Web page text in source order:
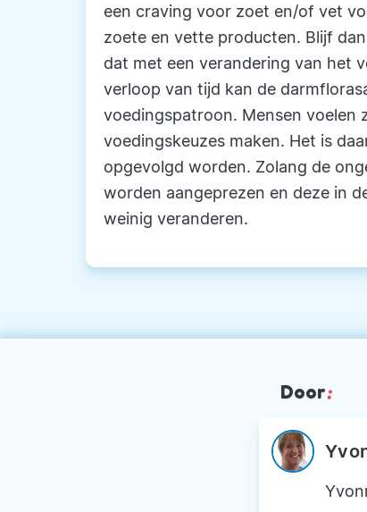
een craving voor zoet en/of vet
zoete en vette producten. Blijf
dat met een verandering van het
verloop van tijd kan de
voedingspatroon. Mensen voelen
voedingskeuzes maken. Het is
opgevolgd worden. Zolang de
worden aangeprezen en deze in
weinig veranderen.
Door: